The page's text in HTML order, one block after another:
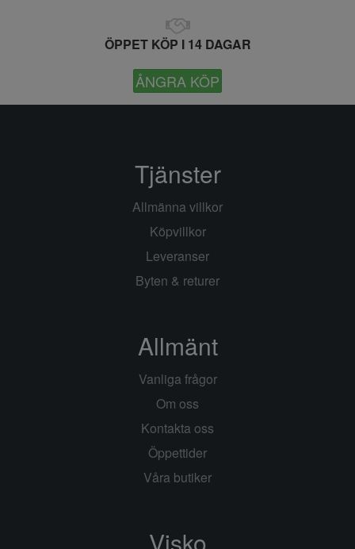
ÖPPET KÖP I 14 DAGAR
ÅNGRA KÖP
Tjänster
Allmänna villkor
Köpvillkor
Leveranser
Byten & returer
Allmänt
Vanliga frågor
Om oss
Kontakta oss
Öppettider
Våra butiker
Visko